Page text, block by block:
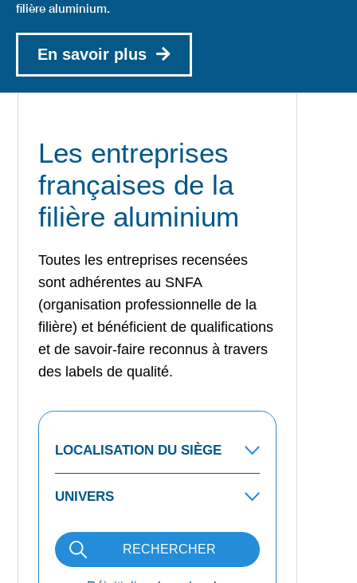
filière aluminium.
En savoir plus
Les entreprises
françaises de la
filière aluminium
Toutes les entreprises recensées
sont adhérentes au SNFA
(organisation professionnelle de la
filière) et bénéficient de qualifications
et de savoir-faire reconnus à travers
des labels de qualité.
RECHERCHER